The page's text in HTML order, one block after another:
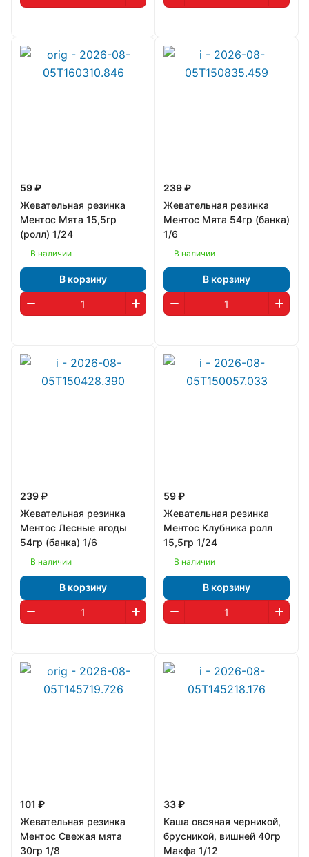
59 ₽
Жевательная резинка
Ментос Мята 15,5гр
(ролл) 1/24
В наличии
В корзину
239 ₽
Жевательная резинка
Ментос Мята 54гр (банка)
1/6
В наличии
В корзину
239 ₽
Жевательная резинка
Ментос Лесные ягоды
54гр (банка) 1/6
В наличии
В корзину
59 ₽
Жевательная резинка
Ментос Клубника ролл
15,5гр 1/24
В наличии
В корзину
101 ₽
Жевательная резинка
Ментос Свежая мята
30гр 1/8
33 ₽
Каша овсяная черникой,
брусникой, вишней 40гр
Макфа 1/12